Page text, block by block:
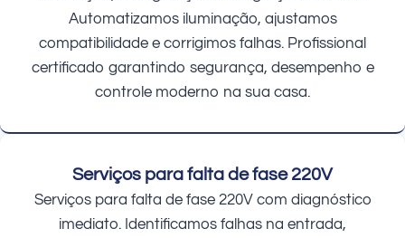
Automatizamos iluminação, ajustamos
compatibilidade e corrigimos falhas. Profissional
certificado garantindo segurança, desempenho e
controle moderno na sua casa.
Serviços para falta de fase 220V
Serviços para falta de fase 220V com diagnóstico
imediato. Identificamos falhas na entrada,